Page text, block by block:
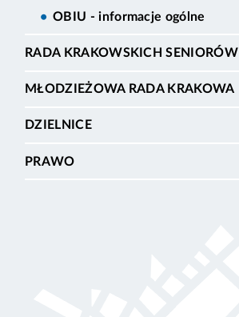
OBIU - informacje ogólne
RADA KRAKOWSKICH SENIORÓW
MŁODZIEŻOWA RADA KRAKOWA
DZIELNICE
PRAWO